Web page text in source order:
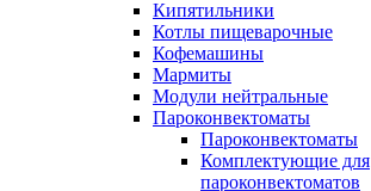
Кипятильники
Котлы пищеварочные
Кофемашины
Мармиты
Модули нейтральные
Пароконвектоматы
Пароконвектоматы
Комплектующие для
пароконвектоматов